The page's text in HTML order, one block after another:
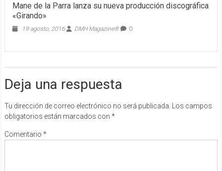
Mane de la Parra lanza su nueva producción discográfica
«Girando»
19 agosto, 2016 DMH Magazine® 0
Deja una respuesta
Tu dirección de correo electrónico no será publicada.
Los campos
obligatorios están marcados con *
Comentario *